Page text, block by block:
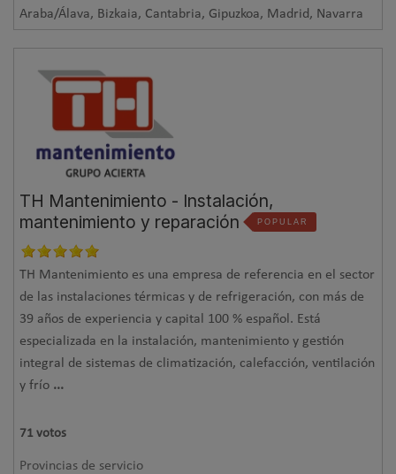
Araba/Álava, Bizkaia, Cantabria, Gipuzkoa, Madrid, Navarra
TH Mantenimiento - Instalación,
mantenimiento y reparación
POPULAR
TH Mantenimiento es una empresa de referencia en el sector
de las instalaciones térmicas y de refrigeración, con más de
39 años de experiencia y capital 100 % español. Está
especializada en la instalación, mantenimiento y gestión
integral de sistemas de climatización, calefacción, ventilación
y frío ...
71 votos
Provincias de servicio